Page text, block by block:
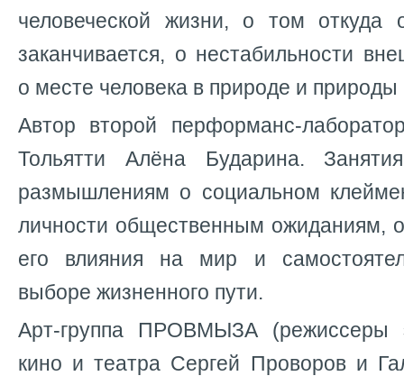
человеческой жизни, о том откуда
заканчивается, о нестабильности
о месте человека в природе и природы
Автор второй перформанс-
Тольятти Алёна Бударина.
размышлениям о социальном
личности общественным ожиданиям,
его влияния на мир и
выборе жизненного пути.
Арт-группа ПРОВМЫЗА (режиссеры
кино и театра Сергей Проворов и